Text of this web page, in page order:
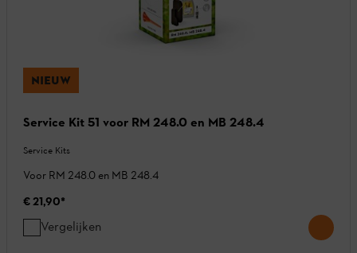
NIEUW
Service Kit 51 voor RM 248.0 en MB 248.4
Service Kits
Voor RM 248.0 en MB 248.4
€ 21,90*
Vergelijken